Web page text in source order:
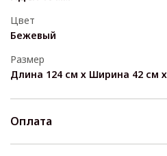
Цвет
Бежевый
Размер
Длина 124 см х Ширина 42 см
Оплата